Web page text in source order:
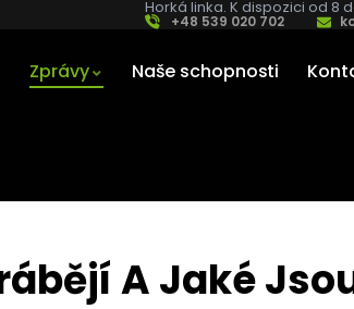
Horká linka. K dispozici od 8
+48 539 020 702
Zprávy Naše schopnosti
A Jaké